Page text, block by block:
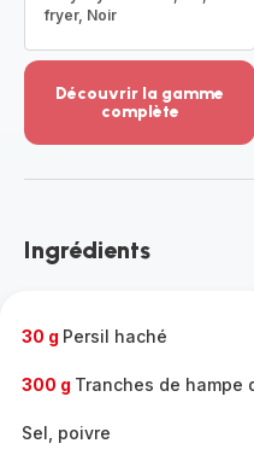
fryer, Noir
Découvrir la gamme
complète
-
gamme
Ingrédients
30 g Persil haché
300 g Tranches de
Sel, poivre